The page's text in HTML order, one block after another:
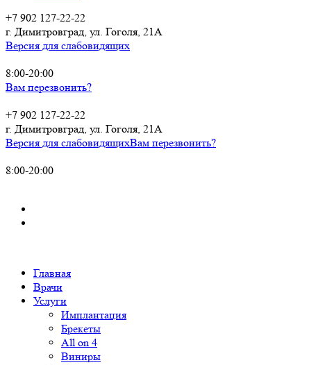
+7 902 127-22-22
г. Димитровград, ул. Гоголя, 21А
Версия для слабовидящих
8:00-20:00
Вам перезвонить?
+7 902 127-22-22
г. Димитровград, ул. Гоголя, 21А
Версия для слабовидящихВам перезвонить?
8:00-20:00
Главная
Врачи
Услуги
Имплантация
Брекеты
All on 4
Виниры